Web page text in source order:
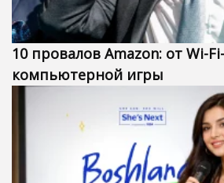
10 провалов Amazon: от Wi-
компьютерной игры